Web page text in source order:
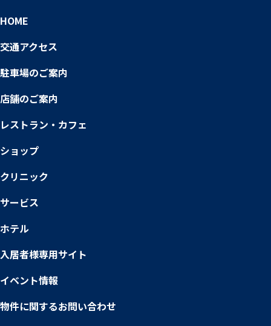
HOME
交通アクセス
駐車場のご案内
店舗のご案内
レストラン・カフェ
ショップ
クリニック
サービス
ホテル
入居者様専用サイト
イベント情報
物件に関するお問い合わせ